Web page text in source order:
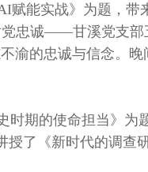
赋能实战》为题，带
党忠诚——甘溪党支部
渝的忠诚与信念。晚
时期的使命担当》为
授了《新时代的调查